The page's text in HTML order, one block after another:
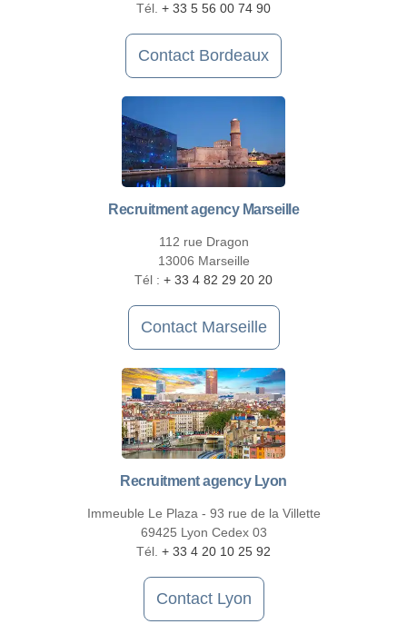
Tél. + 33 5 56 00 74 90
Contact Bordeaux
Recruitment agency Marseille
112 rue Dragon
13006 Marseille
Tél : + 33 4 82 29 20 20
Contact Marseille
Recruitment agency Lyon
Immeuble Le Plaza - 93 rue de la Villette
69425 Lyon Cedex 03
Tél. + 33 4 20 10 25 92
Contact Lyon